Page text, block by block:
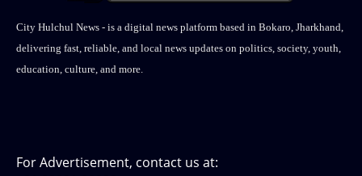
City Hulchul News - is a digital news platform based in Bokaro, Jharkhand,
delivering fast, reliable, and local news updates on politics, society, youth,
education, culture, and more.
For Advertisement, contact us at: